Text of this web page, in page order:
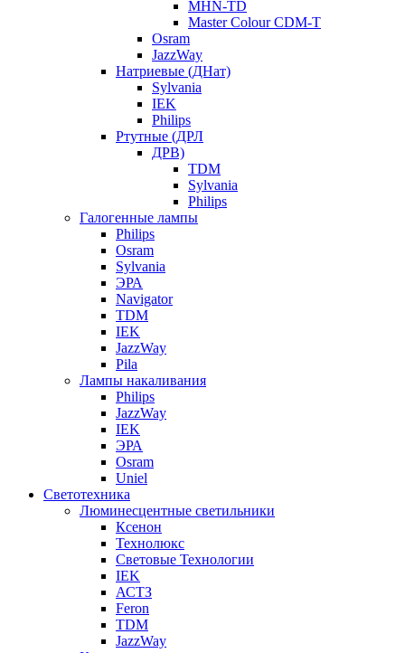
MHN-TD
Master Colour CDM-T
Osram
JazzWay
Натриевые (ДНат)
Sylvania
IEK
Philips
Ртутные (ДРЛ
ДРВ)
TDM
Sylvania
Philips
Галогенные лампы
Philips
Osram
Sylvania
ЭРА
Navigator
TDM
IEK
JazzWay
Pila
Лампы накаливания
Philips
JazzWay
IEK
ЭРА
Osram
Uniel
Светотехника
Люминесцентные светильники
Ксенон
Технолюкс
Световые Технологии
IEK
АСТЗ
Feron
TDM
JazzWay